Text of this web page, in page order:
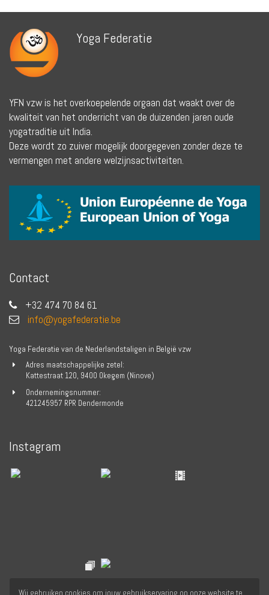
Yoga Federatie
YFN vzw is het overkoepelende orgaan dat waakt over de
kwaliteit van het onderricht van de duizenden jaren oude
yogatraditie uit India.
Deze wordt zo zuiver mogelijk doorgegeven zonder deze te
vermengen met andere welzijnsactiviteiten.
Contact
+32 474 70 84 61
info@yogafederatie.be
Yoga Federatie van de Nederlandstaligen in België vzw
Adres maatschappelijke zetel:
Kattestraat 120, 9400 Okegem (Ninove)
Ondernemingsnummer:
421245957 RPR Dendermonde
Instagram
Wij gebruiken cookies om jouw gebruikservaring op onze website te